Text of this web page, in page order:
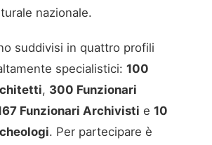
nazionale.
suddivisi in quattro profili
specialistici: 100
, 300 Funzionari
Funzionari Archivisti e 10
. Per partecipare è